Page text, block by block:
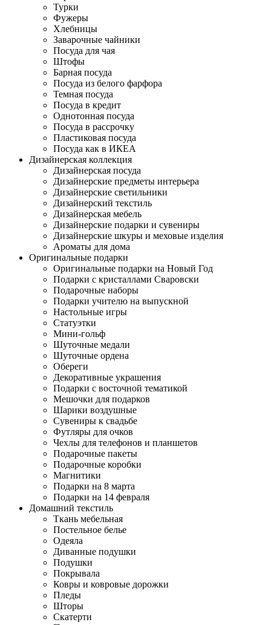
Турки
Фужеры
Хлебницы
Заварочные чайники
Посуда для чая
Штофы
Барная посуда
Посуда из белого фарфора
Темная посуда
Посуда в кредит
Однотонная посуда
Посуда в рассрочку
Пластиковая посуда
Посуда как в ИКЕА
Дизайнерская коллекция
Дизайнерская посуда
Дизайнерские предметы интерьера
Дизайнерские светильники
Дизайнерский текстиль
Дизайнерская мебель
Дизайнерские подарки и сувениры
Дизайнерские шкуры и меховые изделия
Ароматы для дома
Оригинальные подарки
Оригинальные подарки на Новый Год
Подарки с кристаллами Сваровски
Подарочные наборы
Подарки учителю на выпускной
Настольные игры
Статуэтки
Мини-гольф
Шуточные медали
Шуточные ордена
Обереги
Декоративные украшения
Подарки с восточной тематикой
Мешочки для подарков
Шарики воздушные
Сувениры к свадьбе
Футляры для очков
Чехлы для телефонов и планшетов
Подарочные пакеты
Подарочные коробки
Магнитики
Подарки на 8 марта
Подарки на 14 февраля
Домашний текстиль
Ткань мебельная
Постельное белье
Одеяла
Диванные подушки
Подушки
Покрывала
Ковры и ковровые дорожки
Пледы
Шторы
Скатерти